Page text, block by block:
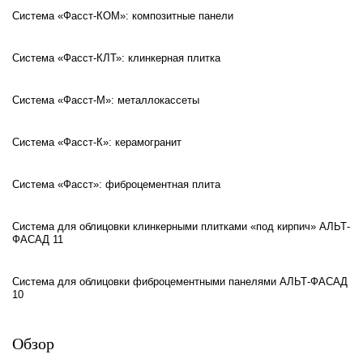
Система «Фасст-КОМ»: композитные панели
Система «Фасст-КЛТ»: клинкерная плитка
Система «Фасст-М»: металлокассеты
Система «Фасст-К»: керамогранит
Система «Фасст»: фиброцементная плита
Система для облицовки клинкерными плитками «под кирпич» АЛЬТ-
ФАСАД 11
Система для облицовки фиброцементными панелями АЛЬТ-ФАСАД
10
Обзор